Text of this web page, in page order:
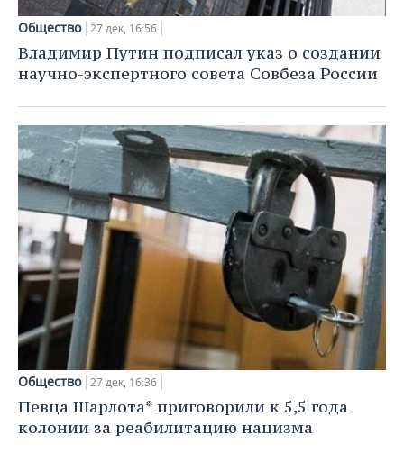
Общество 27 дек, 16:56
Владимир Путин подписал указ о создании
научно-экспертного совета Совбеза России
Общество 27 дек, 16:36
Певца Шарлота* приговорили к 5,5 года
колонии за реабилитацию нацизма